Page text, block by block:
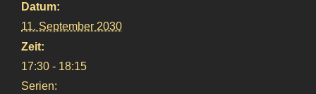
Datum:
11. September 2030
Zeit:
17:30 - 18:15
Serien: